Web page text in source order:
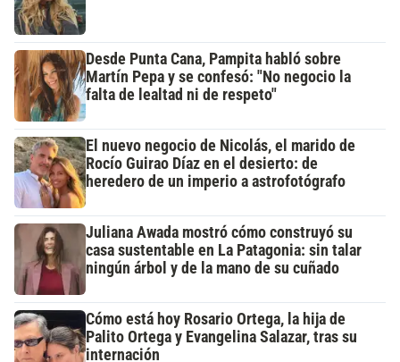
Desde Punta Cana, Pampita habló sobre
Martín Pepa y se confesó: "No negocio la
falta de lealtad ni de respeto"
El nuevo negocio de Nicolás, el marido de
Rocío Guirao Díaz en el desierto: de
heredero de un imperio a astrofotógrafo
Juliana Awada mostró cómo construyó su
casa sustentable en La Patagonia: sin talar
ningún árbol y de la mano de su cuñado
Cómo está hoy Rosario Ortega, la hija de
Palito Ortega y Evangelina Salazar, tras su
internación